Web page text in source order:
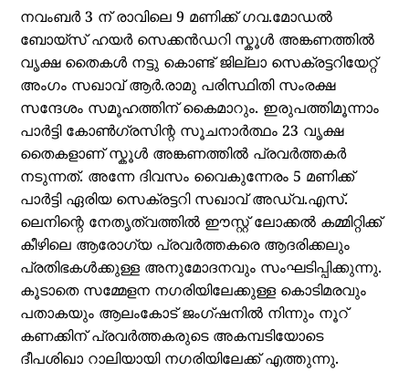
നവംബർ 3 ന് രാവിലെ 9 മണിക്ക് ഗവ.മോഡൽ
ബോയ്സ് ഹയർ സെക്കൻഡറി സ്കൂൾ അങ്കണത്തിൽ
വൃക്ഷ തൈകൾ നട്ടു കൊണ്ട് ജില്ലാ സെക്രട്ടറിയേറ്റ്
അംഗം സഖാവ് ആർ.രാമു പരിസ്ഥിതി സംരക്ഷ
സന്ദേശം സമൂഹത്തിന് കൈമാറും. ഇരുപത്തിമൂന്നാം
പാർട്ടി കോൺഗ്രസിന്റ സൂചനാർത്ഥം 23 വൃക്ഷ
തൈകളാണ് സ്കൂൾ അങ്കണത്തിൽ പ്രവർത്തകർ
നടുന്നത്. അന്നേ ദിവസം വൈകുന്നേരം 5 മണിക്ക്
പാർട്ടി ഏരിയ സെക്രട്ടറി സഖാവ് അഡ്വ.എസ്.
ലെനിന്റെ നേതൃത്വത്തിൽ ഈസ്റ്റ് ലോക്കൽ കമ്മിറ്റിക്ക്
കീഴിലെ ആരോഗ്യ പ്രവർത്തകരെ ആദരിക്കലും
പ്രതിഭകൾക്കുള്ള അനുമോദനവും സംഘടിപ്പിക്കുന്നു.
കൂടാതെ സമ്മേളന നഗരിയിലേക്കുള്ള കൊടിമരവും
പതാകയും ആലംകോട് ജംഗ്ഷനിൽ നിന്നും നൂറ്
കണക്കിന് പ്രവർത്തകരുടെ അകമ്പടിയോടെ
ദീപശിഖാ റാലിയായി നഗരിയിലേക്ക് എത്തുന്നു.